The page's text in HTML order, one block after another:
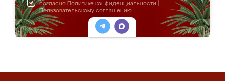
согласно Политике конфиденциальности
Пользовательскому соглашению